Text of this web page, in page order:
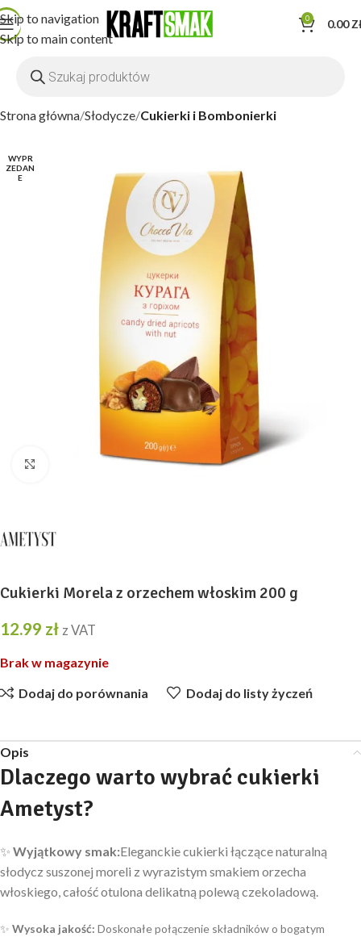
Skip to navigation
Skip to main content
0 0.00
Strona główna Słodycze Cukierki i Bombonierki
WYPR
ZEDAN
E
Kliknij, aby powiększyć
Cukierki Morela z orzechem włoskim 200 g
12.99 zł z VAT
Brak w magazynie
Dodaj do porównania
Dodaj do listy życzeń
Opis
Dlaczego warto wybrać cukierki
Ametyst?
✨ Wyjątkowy smak:Eleganckie cukierki łączące naturalną
słodycz suszonej moreli z wyrazistym smakiem orzecha
włoskiego, całość otulona delikatną polewą czekoladową.
✨ Wysoka jakość: Doskonałe połączenie składników o bogatym